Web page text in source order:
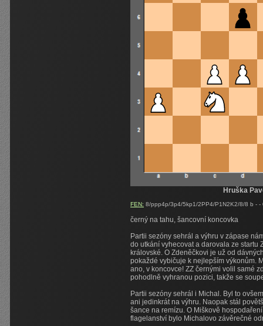
Hruška
FEN: 8/ppp4p/3p4/5kp1/2PP4/P1N2K2/8/8 b - -
černý na tahu, šancovní koncovka
Partii sezóny sehrál a výhru v zápase
do utkání vyhecovat a darovala ze startu
královské. O Zdeněčkovi je už od
pokaždé vybičuje k nejlepším výkonům.
ano, v koncovce! ZZ černými volil samé
pohodlně vyhranou pozici, takže se
Partii sezóny sehrál i Michal. Byl to
ani jedinkrát na výhru. Naopak stál
šance na remízu. O Miškově
flagelanství bylo Michalovo závěrečné